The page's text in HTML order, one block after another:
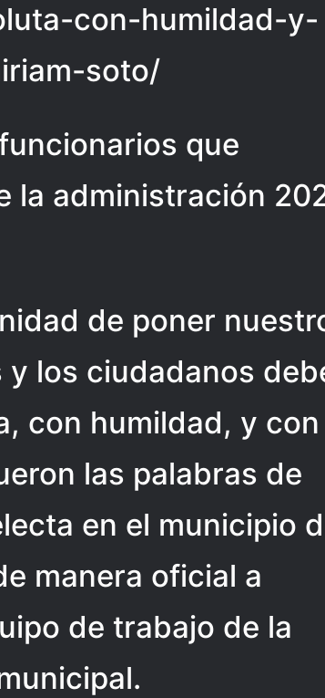
con-humildad-y-
soto/
que
la administración
de poner
los ciudadanos
con humildad, y con
las palabras de
en el municipio
manera oficial a
de trabajo de la